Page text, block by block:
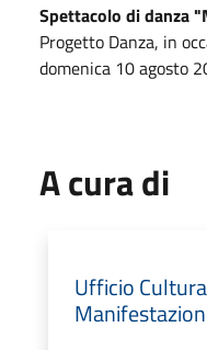
Spettacolo di danza
Progetto Danza, in
domenica 10 agosto
A cura di
Ufficio